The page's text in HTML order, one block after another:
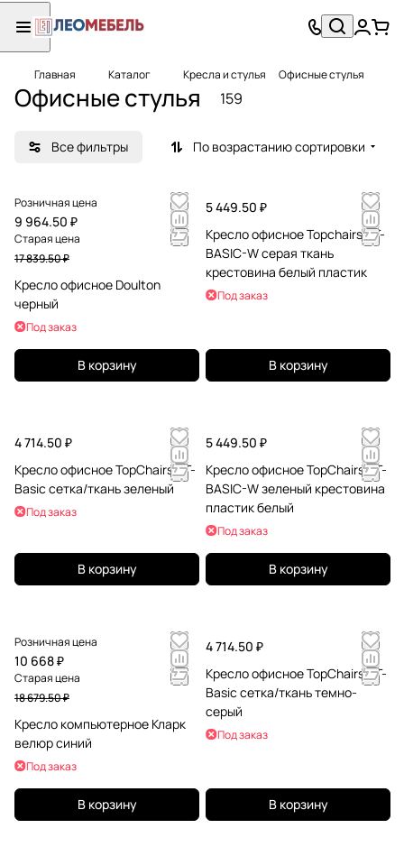
Главная Каталог Кресла и стулья Офисные стулья
Офисные стулья 159
Все фильтры По возрастанию сортировки
Розничная цена
9 964.50 ₽
Старая цена
17 839.50 ₽
Кресло офисное Doulton
черный
Под заказ
В корзину
5 449.50 ₽
Кресло офисное Topchairs ST-
BASIC-W серая ткань
крестовина белый пластик
Под заказ
В корзину
4 714.50 ₽
Кресло офисное TopChairs ST-
Basic сетка/ткань зеленый
Под заказ
В корзину
5 449.50 ₽
Кресло офисное TopChairs ST-
BASIC-W зеленый крестовина
пластик белый
Под заказ
В корзину
Розничная цена
10 668 ₽
Старая цена
18 679.50 ₽
Кресло компьютерное Кларк
велюр синий
Под заказ
В корзину
4 714.50 ₽
Кресло офисное TopChairs ST-
Basic сетка/ткань темно-
серый
Под заказ
В корзину